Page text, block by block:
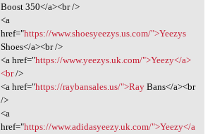
Boost 350</a><br />
<a
href="https://www.shoesyeezys.us.com/">Yeezys
Shoes</a><br />
<a href="https://www.yeezys.uk.com/">Yeezy</a>
<br/>
<a href="https://raybansales.us/">RayBans</a><br
/>
<a
href="https://www.adidasyeezy.uk.com/">Yeezy</a